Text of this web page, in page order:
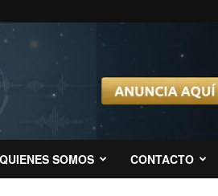
QUIENES SOMOS CONTACTO